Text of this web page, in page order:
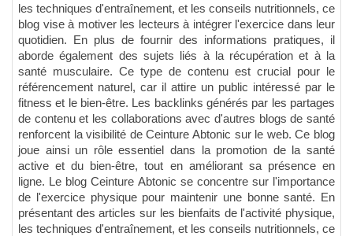
les techniques d'entraînement, et les conseils nutritionnels, ce
blog vise à motiver les lecteurs à intégrer l'exercice dans leur
quotidien. En plus de fournir des informations pratiques, il
aborde également des sujets liés à la récupération et à la
santé musculaire. Ce type de contenu est crucial pour le
référencement naturel, car il attire un public intéressé par le
fitness et le bien-être. Les backlinks générés par les partages
de contenu et les collaborations avec d'autres blogs de santé
renforcent la visibilité de Ceinture Abtonic sur le web. Ce blog
joue ainsi un rôle essentiel dans la promotion de la santé
active et du bien-être, tout en améliorant sa présence en
ligne. Le blog Ceinture Abtonic se concentre sur l'importance
de l'exercice physique pour maintenir une bonne santé. En
présentant des articles sur les bienfaits de l'activité physique,
les techniques d'entraînement, et les conseils nutritionnels, ce